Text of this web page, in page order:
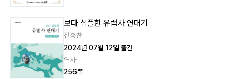
보다 심플한 유럽사 연대기
전홍찬
2024년 07월 12일 출간
역사
256쪽